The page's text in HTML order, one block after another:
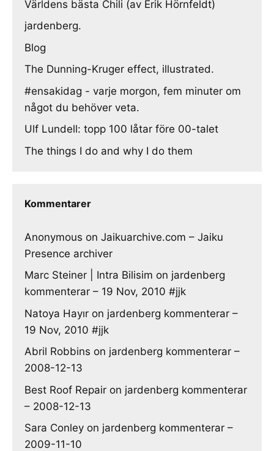
Världens bästa Chili (av Erik Hörnfeldt)
jardenberg.
Blog
The Dunning-Kruger effect, illustrated.
#ensakidag - varje morgon, fem minuter om
något du behöver veta.
Ulf Lundell: topp 100 låtar före 00-talet
The things I do and why I do them
Kommentarer
Anonymous on Jaikuarchive.com – Jaiku
Presence archiver
Marc Steiner | Intra Bilisim on jardenberg
kommenterar – 19 Nov, 2010 #jjk
Natoya Hayır on jardenberg kommenterar –
19 Nov, 2010 #jjk
Abril Robbins on jardenberg kommenterar –
2008-12-13
Best Roof Repair on jardenberg kommenterar
– 2008-12-13
Sara Conley on jardenberg kommenterar –
2009-11-10